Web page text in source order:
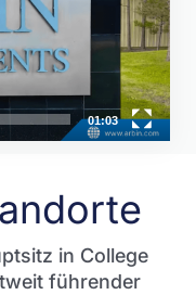
01:03
in College
führender